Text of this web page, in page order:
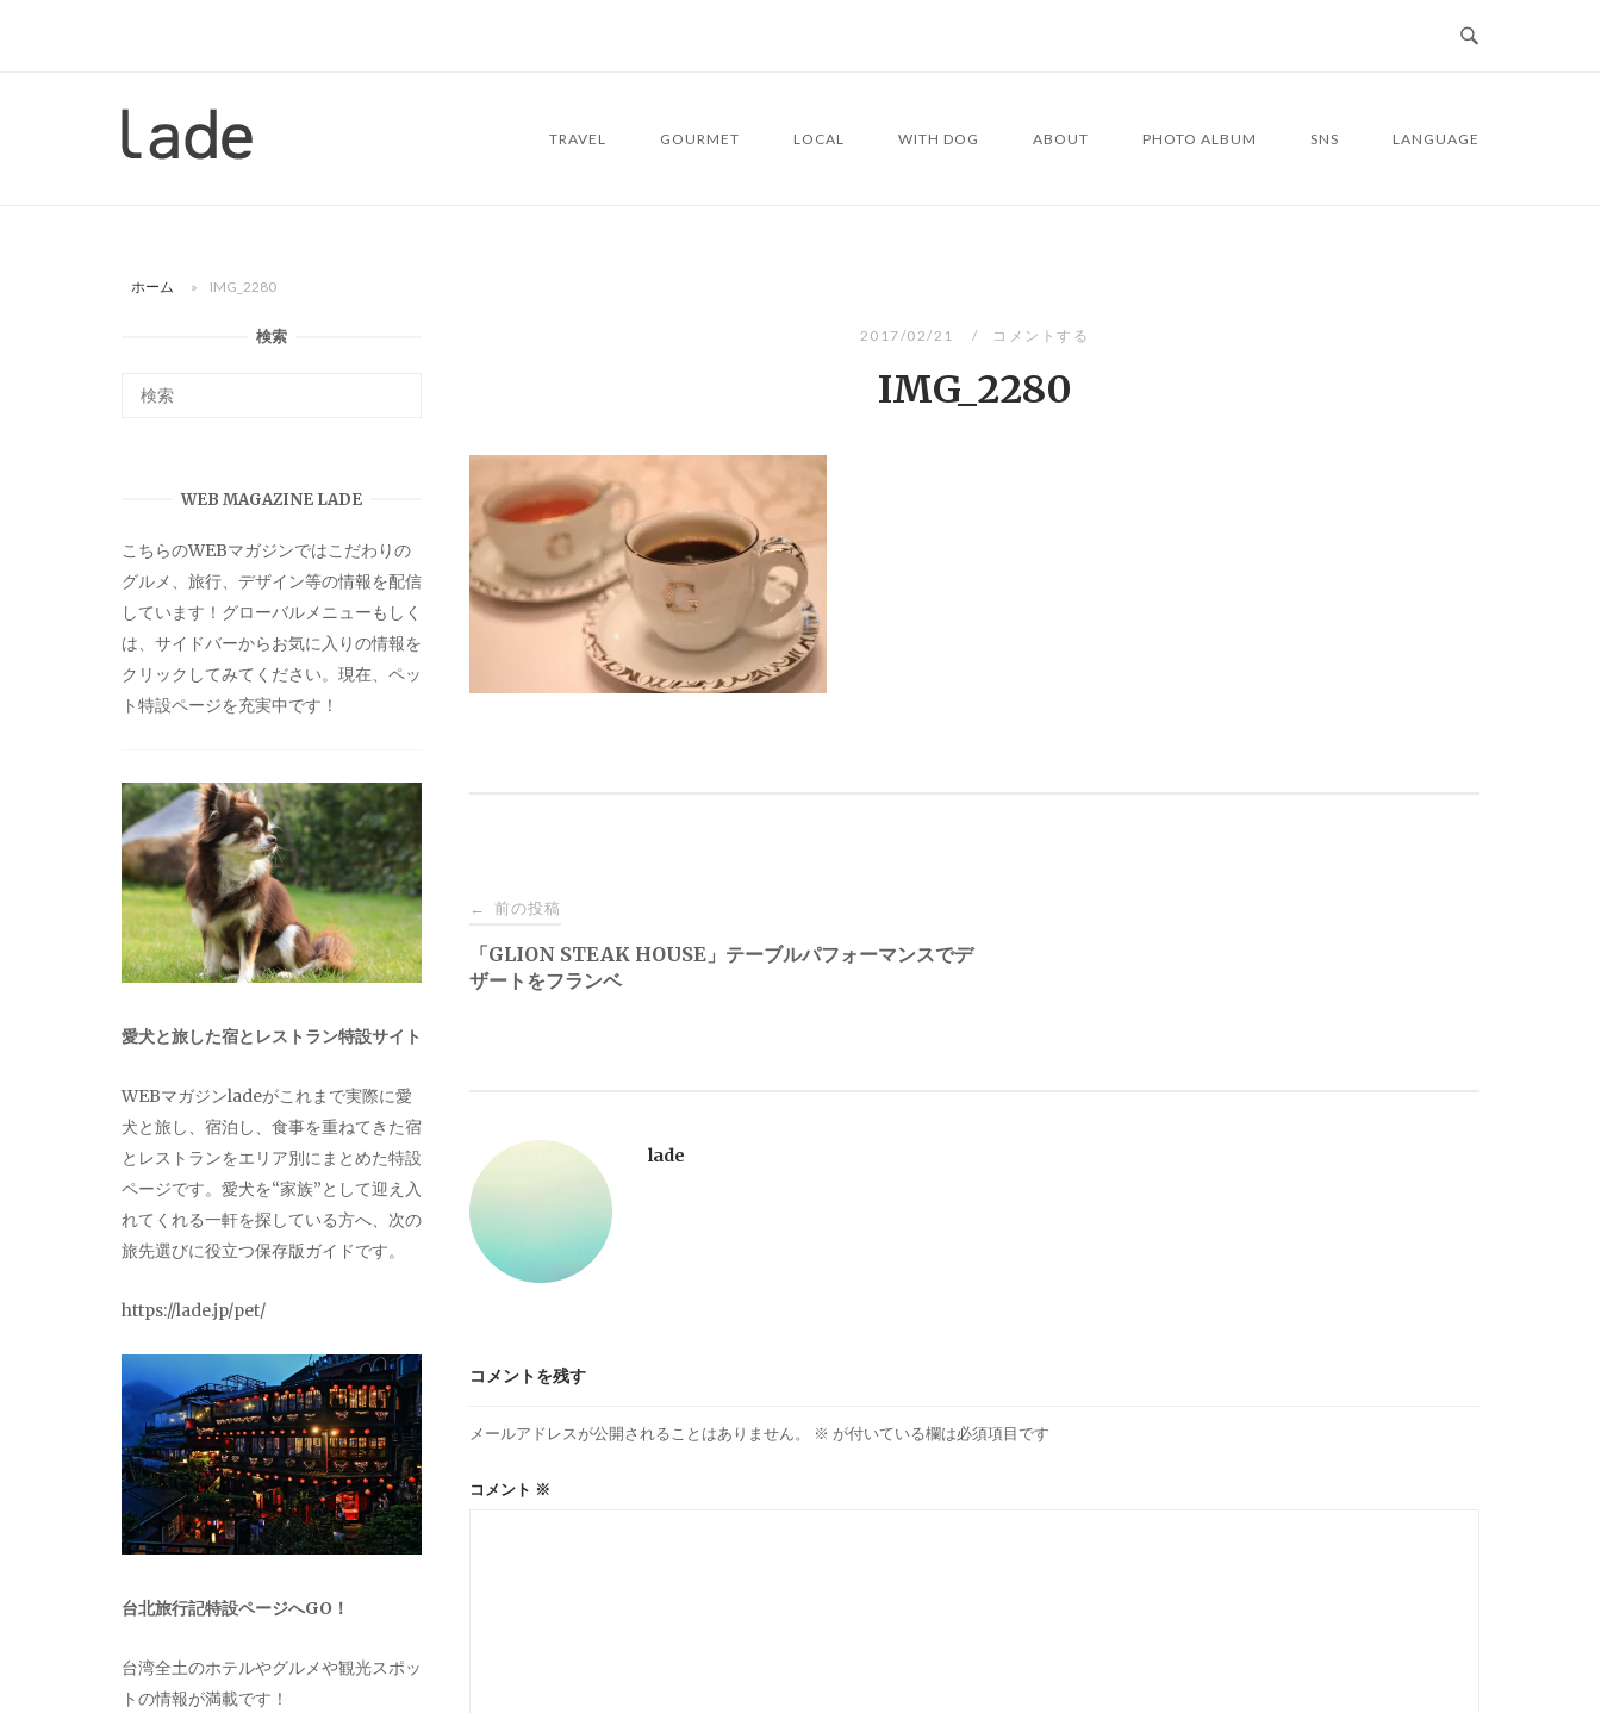
ー
TRAVEL GOURMET LOCAL WITH DOG ABOUT PHOTO ALBUM SNS LANGUAGE
ホーム » IMG_2280
2017/02/21 コメントする
IMG_2280
投
稿
ゲ
ー
シ
ン
← 前の投稿
「GLION STEAK HOUSE」テーブルパフォーマンスでデ
ザートをフランベ
lade
コメントを残す
メールアドレスが公開されることはありません。 ※ が付いている欄は必須項目です
コメント ※
検索
WEB MAGAZINE LADE
こちらのWEBマガジンではこだわりの
グルメ、旅行、デザイン等の情報を配信
しています！グローバルメニューもしく
は、サイドバーからお気に入りの情報を
クリックしてみてください。現在、ペッ
ト特設ページを充実中です！
愛犬と旅した宿とレストラン特設サイト
WEBマガジンladeがこれまで実際に愛
犬と旅し、宿泊し、食事を重ねてきた宿
とレストランをエリア別にまとめた特設
ページです。愛犬を“家族”として迎え入
れてくれる一軒を探している方へ、次の
旅先選びに役立つ保存版ガイドです。
https://lade.jp/pet/
台北旅行記特設ページへGO！
台湾全土のホテルやグルメや観光スポッ
トの情報が満載です！